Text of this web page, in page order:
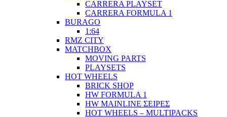
CARRERA PLAYSET
CARRERA FORMULA 1
BURAGO
1:64
RMZ CITY
MATCHBOX
MOVING PARTS
PLAYSETS
HOT WHEELS
BRICK SHOP
HW FORMULA 1
HW MAINLINE ΣΕΙΡΕΣ
HOT WHEELS – MULTIPACKS